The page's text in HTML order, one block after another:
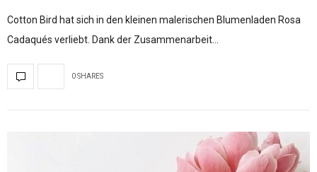
Cotton Bird hat sich in den kleinen malerischen Blumenladen Rosa
Cadaqués verliebt. Dank der Zusammenarbeit…
0 SHARES